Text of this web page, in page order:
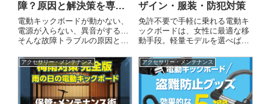
障？原因と解決策を専門
家が徹底解説
電動キックボードが動かない、
電源が入らない、異音がする…
そんな故障トラブルの原因と自
バッテリーやブレーキの確認方
法から、信頼できるSegway製
品の紹介、修理費用の相場ま
で、あなたの悩みを解決しま
す。
ザイン・服装・防犯対策
免許不要で手軽に乗れる電動キ
ックボードは、女性に最適な移
動手段。軽量モデルを選べば、
に。安全装備を万全にして、あ
なたらしい一台を見つけません
か？楽天市場のレビューも参考
に、選び方のポイントをご紹
介。
アクセサリー・メンテナンス アクセサリー・メンテナンス